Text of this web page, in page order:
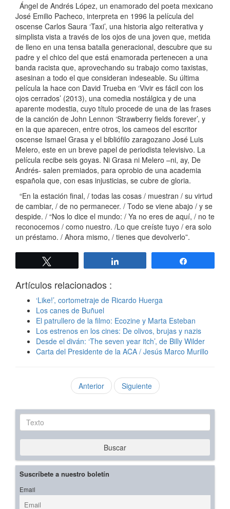
Ángel de Andrés López, un enamorado del poeta mexicano
José Emilio Pacheco, interpreta en 1996 la película del
oscense Carlos Saura ‘Taxi’, una historia algo reiterativa y
simplista vista a través de los ojos de una joven que, metida
de lleno en una tensa batalla generacional, descubre que su
padre y el chico del que está enamorada pertenecen a una
banda racista que, aprovechando su trabajo como taxistas,
asesinan a todo el que consideran indeseable. Su última
película la hace con David Trueba en ‘Vivir es fácil con los
ojos cerrados’ (2013), una comedia nostálgica y de una
aparente modestia, cuyo título procede de una de las frases
de la canción de John Lennon ‘Strawberry fields forever’, y
en la que aparecen, entre otros, los cameos del escritor
oscense Ismael Grasa y el bibliófilo zaragozano José Luis
Melero, este en un breve papel de periodista televisivo. La
película recibe seis goyas. Ni Grasa ni Melero –ni, ay, De
Andrés- salen premiados, para oprobio de una academia
española que, con esas injusticias, se cubre de gloria.
“En la estación final, / todas las cosas / muestran / su virtud
de cambiar, / de no permanecer. / Todo se viene abajo / y se
despide. / “Nos lo dice el mundo: / Ya no eres de aquí, / no te
reconocemos / como nuestro. /Lo que creíste tuyo / era solo
un préstamo. / Ahora mismo, / tienes que devolverlo”.
Artículos relacionados :
‘Like!’, cortometraje de Ricardo Huerga
Los canes de Buñuel
El patrullero de la filmo: Ecozine y Marta Esteban
Los estrenos en los cines: De olivos, brujas y nazis
Desde el diván: ‘The seven year itch’, de Billy Wilder
Carta del Presidente de la ACA / Jesús Marco Murillo
Anterior Siguiente
Texto
Buscar
Suscríbete a nuestro boletín
Email